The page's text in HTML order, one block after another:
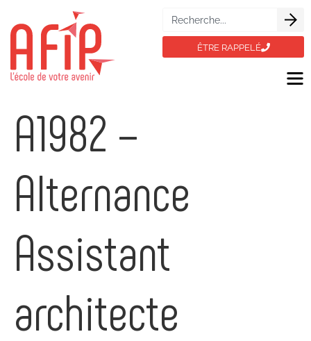
ÊTRE RAPPELÉ
A1982 –
Alternance
Assistant
architecte